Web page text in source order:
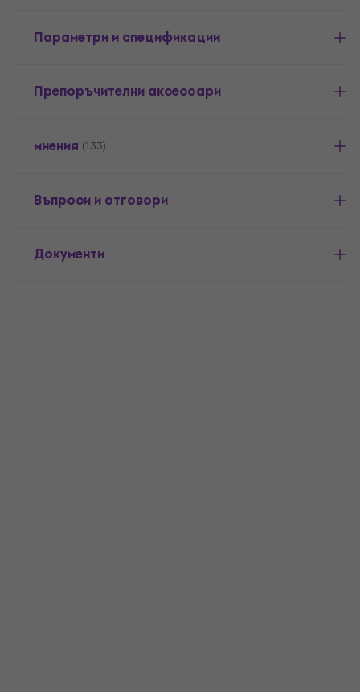
Параметри и спецификации
Препоръчителни аксесоари
мнения (133)
Въпроси и отговори
Документи